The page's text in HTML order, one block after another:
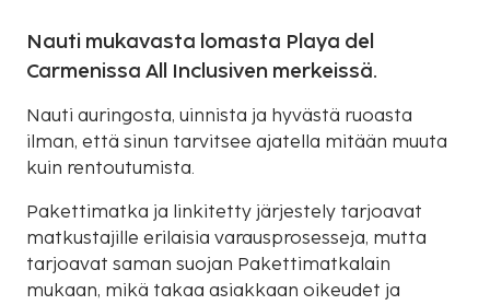
Nauti mukavasta lomasta Playa del
Carmenissa All Inclusiven merkeissä.
Nauti auringosta, uinnista ja hyvästä ruoasta
ilman, että sinun tarvitsee ajatella mitään muuta
kuin rentoutumista.
Pakettimatka ja linkitetty järjestely tarjoavat
matkustajille erilaisia varausprosesseja, mutta
tarjoavat saman suojan Pakettimatkalain
mukaan, mikä takaa asiakkaan oikeudet ja